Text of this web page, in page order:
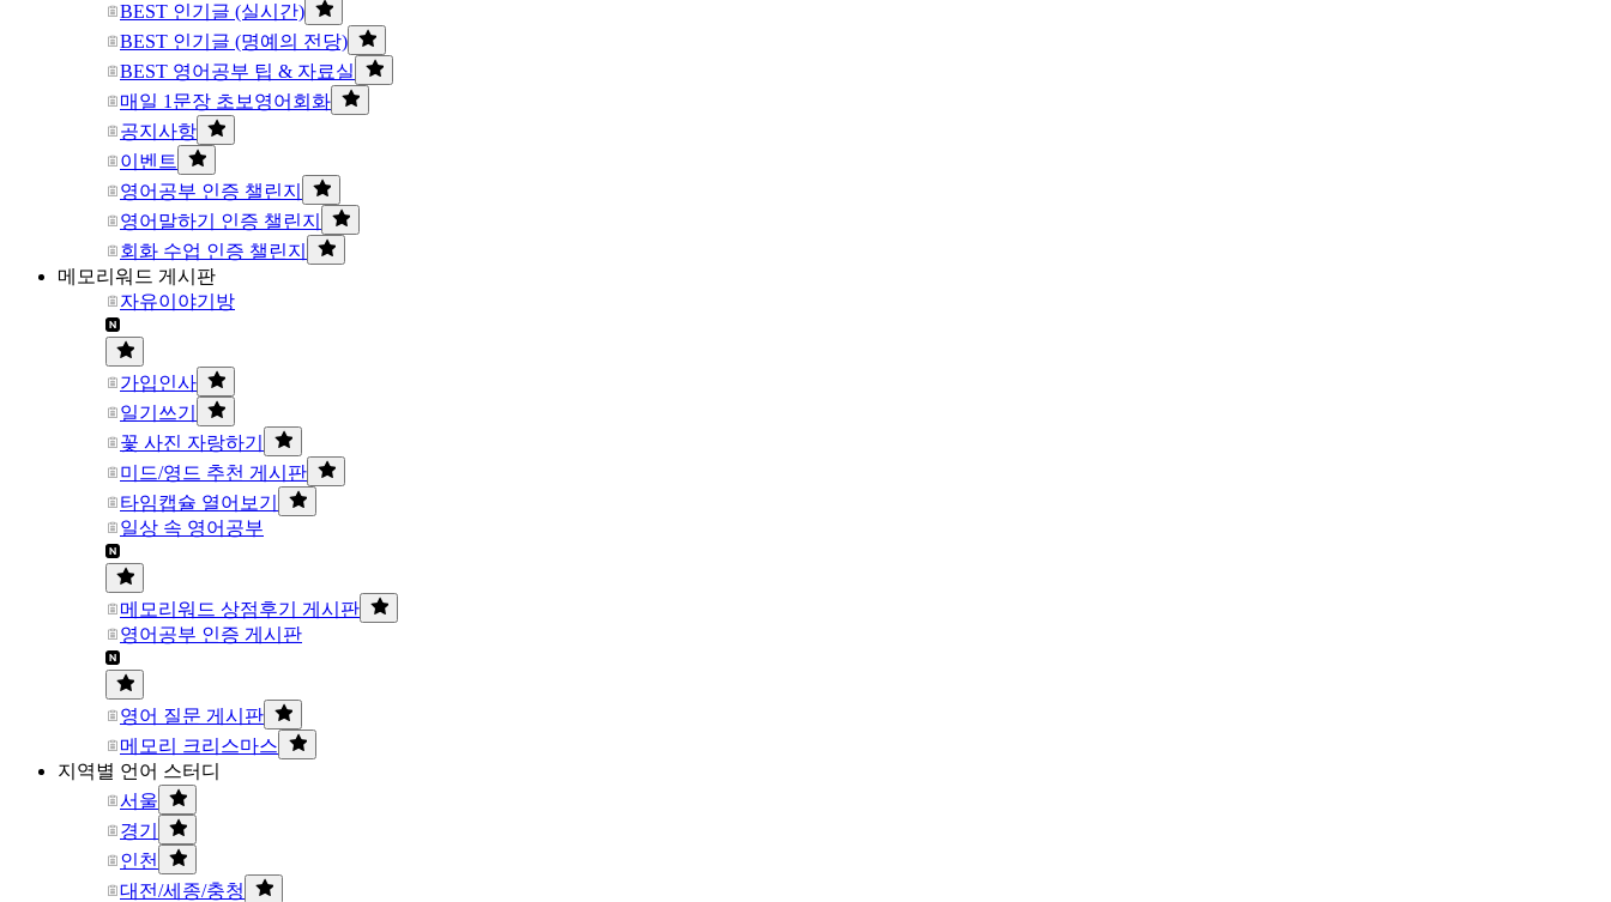
BEST 인기글 (실시간)
BEST 인기글 (명예의 전당)
BEST 영어공부 팁 & 자료실
매일 1문장 초보영어회화
공지사항
이벤트
영어공부 인증 챌린지
영어말하기 인증 챌린지
회화 수업 인증 챌린지
메모리워드 게시판
자유이야기방
가입인사
일기쓰기
꽃 사진 자랑하기
미드/영드 추천 게시판
타임캡슐 열어보기
일상 속 영어공부
메모리워드 상점후기 게시판
영어공부 인증 게시판
영어 질문 게시판
메모리 크리스마스
지역별 언어 스터디
서울
경기
인천
대전/세종/충청